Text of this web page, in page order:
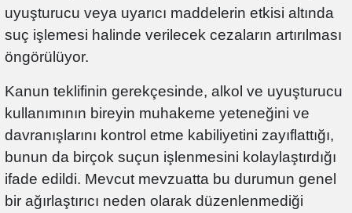
uyuşturucu veya uyarıcı maddelerin etkisi altında
suç işlemesi halinde verilecek cezaların artırılması
öngörülüyor.
Kanun teklifinin gerekçesinde, alkol ve uyuşturucu
kullanımının bireyin muhakeme yeteneğini ve
davranışlarını kontrol etme kabiliyetini zayıflattığı,
bunun da birçok suçun işlenmesini kolaylaştırdığı
ifade edildi. Mevcut mevzuatta bu durumun genel
bir ağırlaştırıcı neden olarak düzenlenmediği